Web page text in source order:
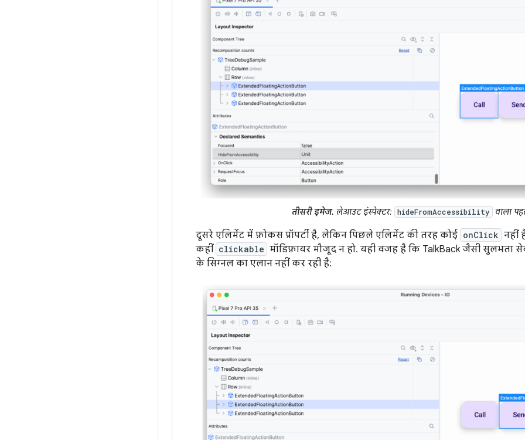
तीसरी इमेज. लेआउट इंस्पेक्टर: hideFromAccessibility वाला
दूसरे एलिमेंट में फ़ोकस प्रॉपर्टी है, लेकिन पिछले एलिमेंट की तरह कोई onClick नहीं
कहीं clickable मॉडिफ़ायर मौजूद न हो. यही वजह है कि TalkBack जैसी सुलभता
के सिग्नल का एलान नहीं कर रही है: